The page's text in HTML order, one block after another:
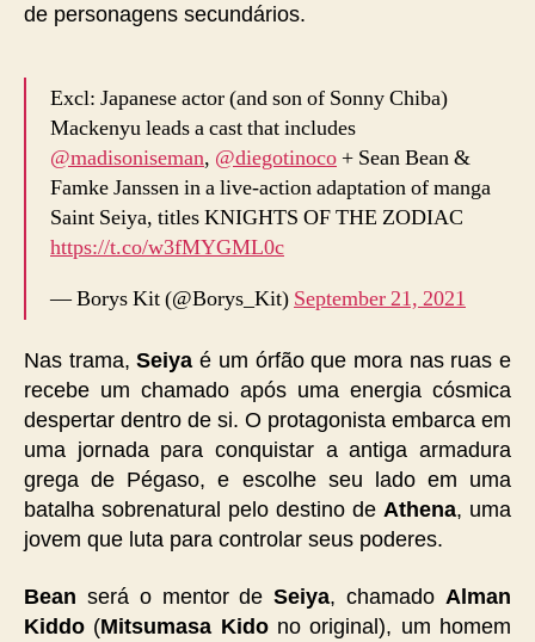
de personagens secundários.
Excl: Japanese actor (and son of Sonny Chiba)
Mackenyu leads a cast that includes
@madisoniseman, @diegotinoco + Sean Bean &
Famke Janssen in a live-action adaptation of manga
Saint Seiya, titles KNIGHTS OF THE ZODIAC
https://t.co/w3fMYGML0c
— Borys Kit (@Borys_Kit) September 21, 2021
Nas trama,Seiya é um órfão que mora nas ruas e
recebe um chamado após uma energia cósmica
despertar dentro de si. O protagonista embarca em
uma jornada para conquistar a antiga armadura
grega de Pégaso, e escolhe seu lado em uma
batalha sobrenatural pelo destino de Athena, uma
jovem que luta para controlar seus poderes.
Bean será o mentor deSeiya, chamado Alman
Kiddo (Mitsumasa Kidono original), um homem